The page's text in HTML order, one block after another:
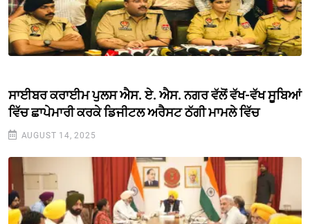
ਸਾਈਬਰ ਕਰਾਈਮ ਪੁਲਸ ਐਸ. ਏ. ਐਸ. ਨਗਰ ਵੱਲੋਂ ਵੱਖ-ਵੱਖ ਸੂਬਿਆਂ
ਵਿੱਚ ਛਾਪੇਮਾਰੀ ਕਰਕੇ ਡਿਜੀਟਲ ਅਰੈਸਟ ਠੱਗੀ ਮਾਮਲੇ ਵਿੱਚ
AUGUST 14, 2025